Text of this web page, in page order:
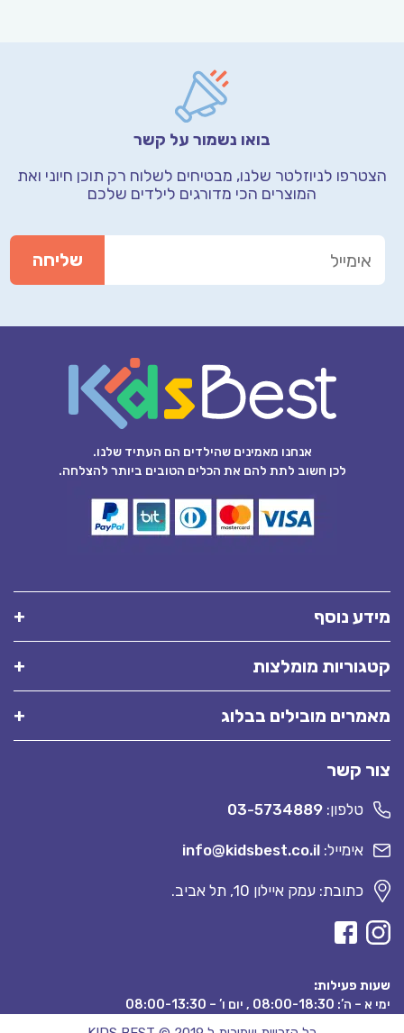
בואו נשמור על קשר
הצטרפו לניוזלטר שלנו, מבטיחים לשלוח רק תוכן חיוני ואת
המוצרים הכי מדורגים לילדים שלכם
אנחנו מאמינים שהילדים הם העתיד שלנו.
לכן חשוב לתת להם את הכלים הטובים ביותר להצלחה.
מידע נוסף
קטגוריות מומלצות
מאמרים מובילים בבלוג
צור קשר
טלפון: 03-5734889
אימייל: info@kidsbest.co.il
כתובת: עמק איילון 10, תל אביב.
שעות פעילות:
ימי א – ה’: 08:00-18:30 , יום ו’ – 08:00-13:30